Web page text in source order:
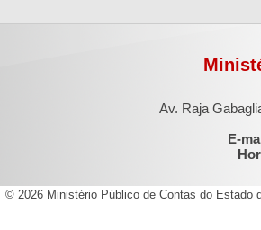
Av. Raja
E-
© 2026 Ministério Público de Contas do Estado